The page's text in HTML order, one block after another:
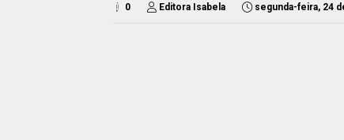
0 Editora Isabela segunda-feira, 24